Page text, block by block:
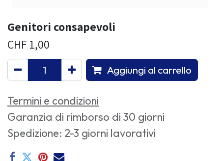
Genitori consapevoli
CHF 1,00
Aggiungi al carrello
Termini e condizioni
Garanzia di rimborso di 30 giorni
Spedizione: 2-3 giorni lavorativi